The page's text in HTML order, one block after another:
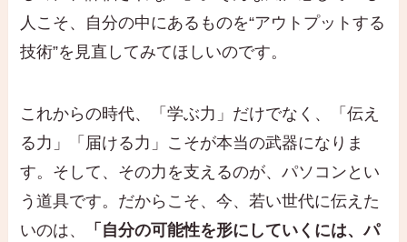
人こそ、自分の中にあるものを“アウトプットする
技術”を見直してみてほしいのです。
これからの時代、「学ぶ力」だけでなく、「伝え
る力」「届ける力」こそが本当の武器になりま
す。そして、その力を支えるのが、パソコンとい
う道具です。だからこそ、今、若い世代に伝えた
いのは、
「自分の可能性を形にしていくには、パ